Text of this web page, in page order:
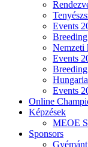
Events
Nemzeti
Events
Events
Online
Képzések
MEOE
Sponsors